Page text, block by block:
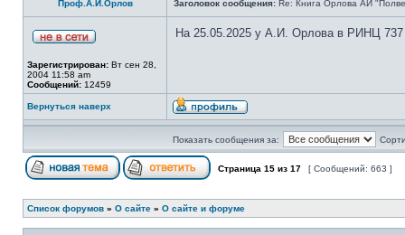
Проф.А.И.Орлов Заголовок сообщения: Re: Книга Орлова АИ
Зарегистрирован: Вт сен 28,
2004 11:58 am
Сообщений: 12459
На 25.05.2025 у А.И. Орлова в РИНЦ 737
Вернуться наверх
Показать сообщения за:
Страница 15 из 17 [ Сообщений: 663 ]
Список форумов » О сайте » О сайте и форуме